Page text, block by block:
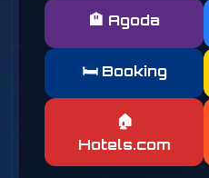
🏨 Agoda
🛏️ Booking
🏠
Hotels.com